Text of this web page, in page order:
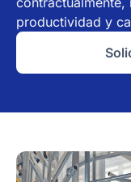
productividad y